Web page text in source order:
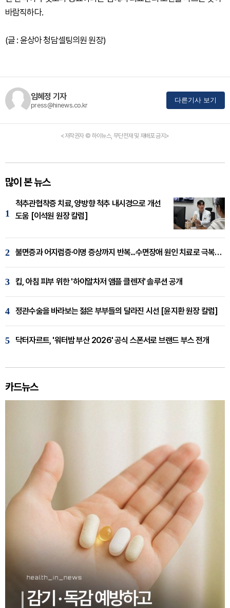
바람직하다.
(글 : 윤상아 청담셀팅의원 원장)
임혜정 기자
press@hinews.co.kr
다른기사 보기
<저작권자 © 하이뉴스, 무단전재 및 재배포 금지>
많이 본 뉴스
1
척추관협착증 치료, 양방향 척추 내시경으로 개선
도움 [이석원 원장 칼럼]
2 불면증과 어지럼증·이명 증상까지 반복...수면장애 원인 치료로 극복해야
3 킵, 아침 피부 위한 '하이알차저 앰플 클렌저' 솔루션 공개
4 정관수술을 바라보는 젊은 부부들의 달라진 시선 [윤지환 원장 칼럼]
5 닥터자르트, '워터밤 부산 2026' 공식 스폰서로 브랜드 부스 전개
카드뉴스